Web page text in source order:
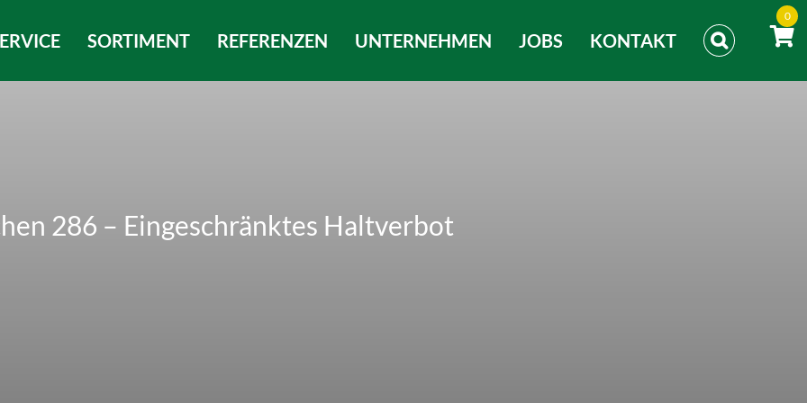
SORTIMENT REFERENZEN UNTERNEHMEN JOBS KONTAKT
286 – Eingeschränktes Haltverbot
0